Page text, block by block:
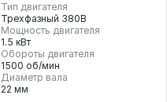
Тип двигателя
Трехфазный 380В
Мощность двигателя
1.5 кВт
Обороты двигателя
1500 об/мин
Диаметр вала
22 мм